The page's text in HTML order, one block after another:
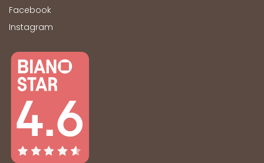
Facebook
Instagram